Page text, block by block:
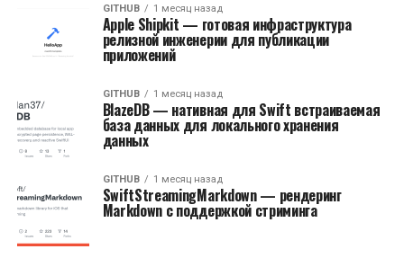
GITHUB 1 месяц назад
Apple Shipkit — готовая инфраструктура
релизной инженерии для публикации
приложений
GITHUB 1 месяц назад
BlazeDB — нативная для Swift встраиваемая
база данных для локального хранения
данных
GITHUB 1 месяц назад
SwiftStreamingMarkdown — рендеринг
Markdown с поддержкой стриминга